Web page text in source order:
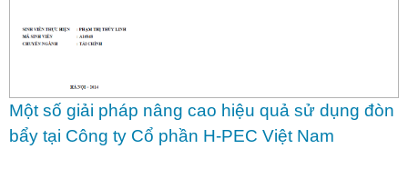
Một số giải pháp nâng cao hiệu quả sử dụng đòn
bẩy tại Công ty Cổ phần H-PEC Việt Nam